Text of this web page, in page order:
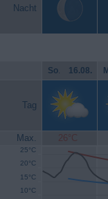
Nacht
So. 16.08.
Tag
Max. 26°C
10°C
15°C
20°C
25°C